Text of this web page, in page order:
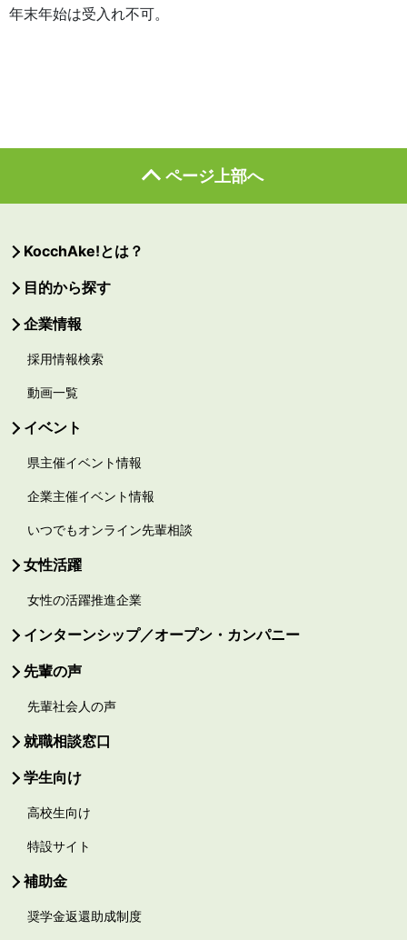
年末年始は受入れ不可。
ページ上部へ
KocchAke!とは？
目的から探す
企業情報
採用情報検索
動画一覧
イベント
県主催イベント情報
企業主催イベント情報
いつでもオンライン先輩相談
女性活躍
女性の活躍推進企業
インターンシップ／オープン・カンパニー
先輩の声
先輩社会人の声
就職相談窓口
学生向け
高校生向け
特設サイト
補助金
奨学金返還助成制度